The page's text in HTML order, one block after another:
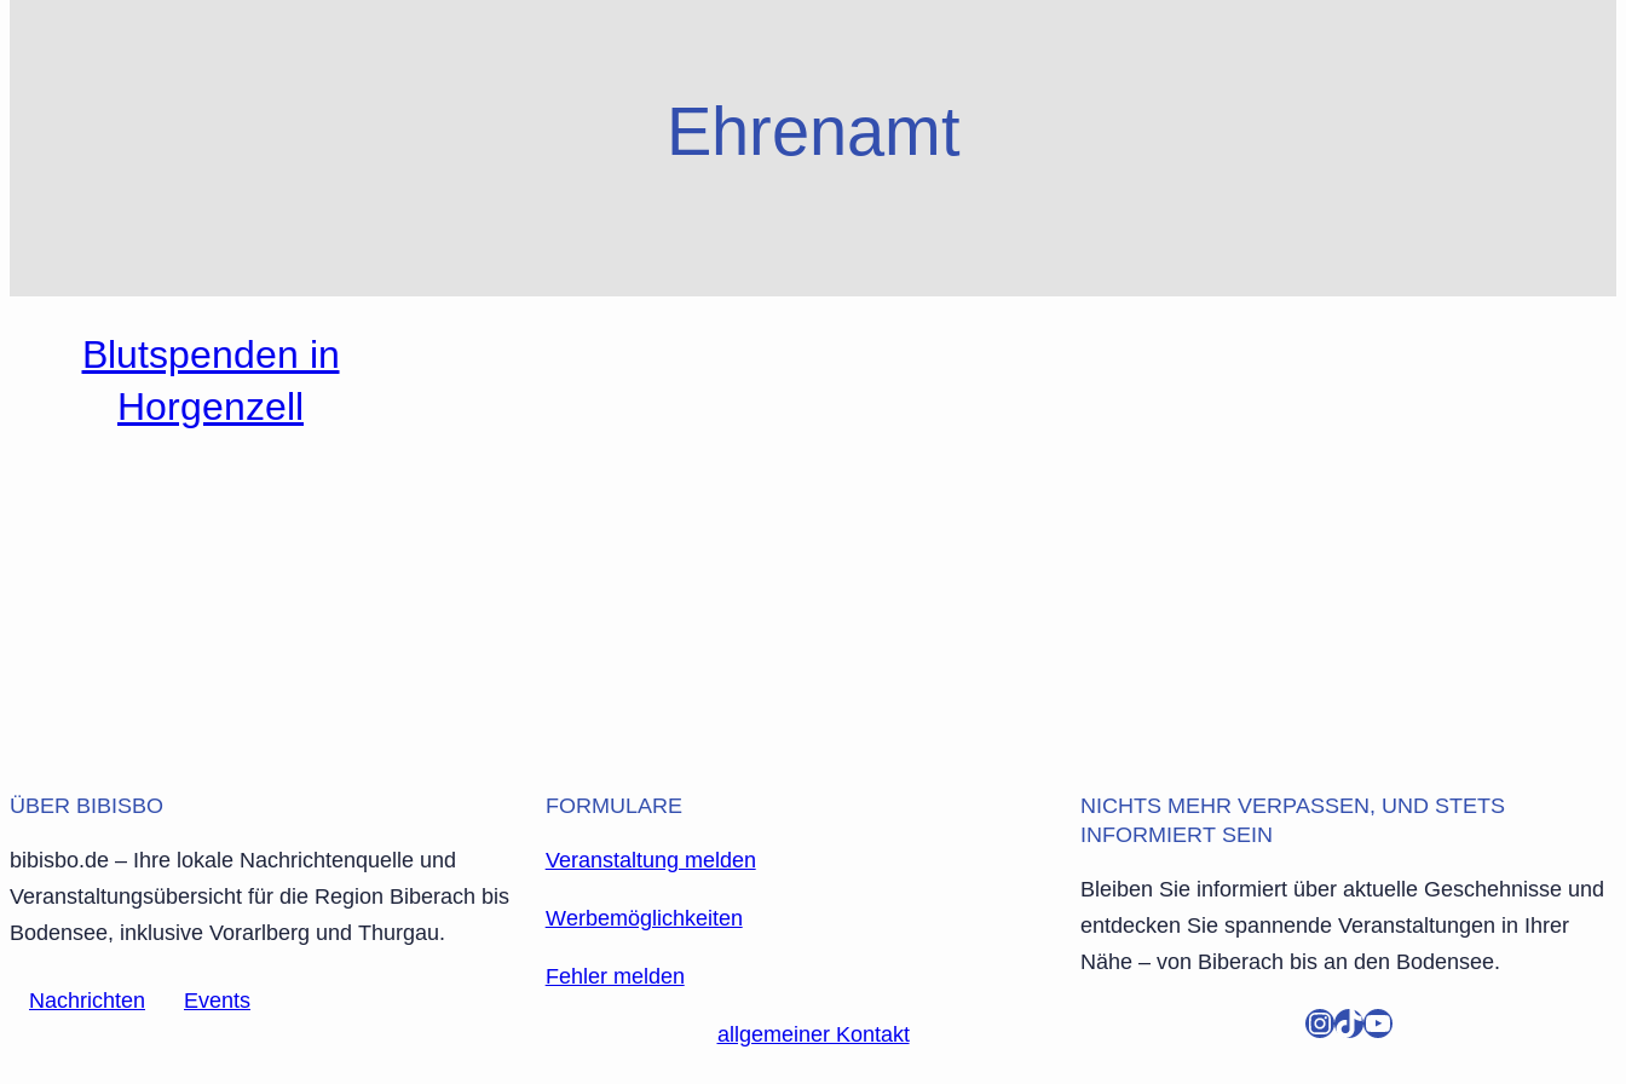
Ehrenamt
Blutspenden in
Horgenzell
ÜBER BIBISBO
bibisbo.de – Ihre lokale Nachrichtenquelle und
Veranstaltungsübersicht für die Region Biberach bis
Bodensee, inklusive Vorarlberg und Thurgau.
Nachrichten Events
FORMULARE
Veranstaltung melden
Werbemöglichkeiten
Fehler melden
allgemeiner Kontakt
NICHTS MEHR VERPASSEN, UND STETS
INFORMIERT SEIN
Bleiben Sie informiert über aktuelle Geschehnisse und
entdecken Sie spannende Veranstaltungen in Ihrer
Nähe – von Biberach bis an den Bodensee.
InstagramTikTok YouTube